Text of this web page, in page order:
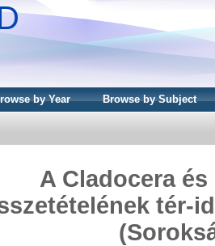
by Year Browse by Subject
A Cladocera
tér-